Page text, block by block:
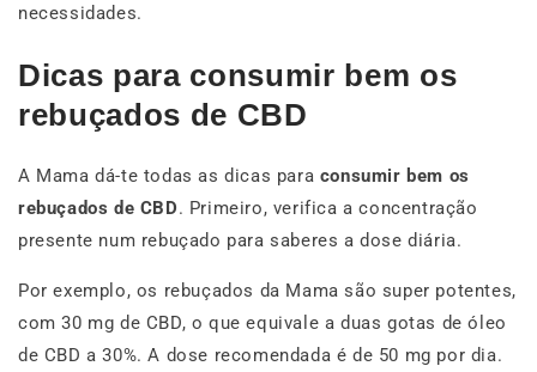
necessidades.
Dicas para consumir bem os
rebuçados de CBD
A Mama dá-te todas as dicas para consumir bem os
rebuçados de CBD. Primeiro, verifica a concentração
presente num rebuçado para saberes a dose diária.
Por exemplo, os rebuçados da Mama são super potentes,
com 30 mg de CBD, o que equivale a duas gotas de óleo
de CBD a 30%. A dose recomendada é de 50 mg por dia.